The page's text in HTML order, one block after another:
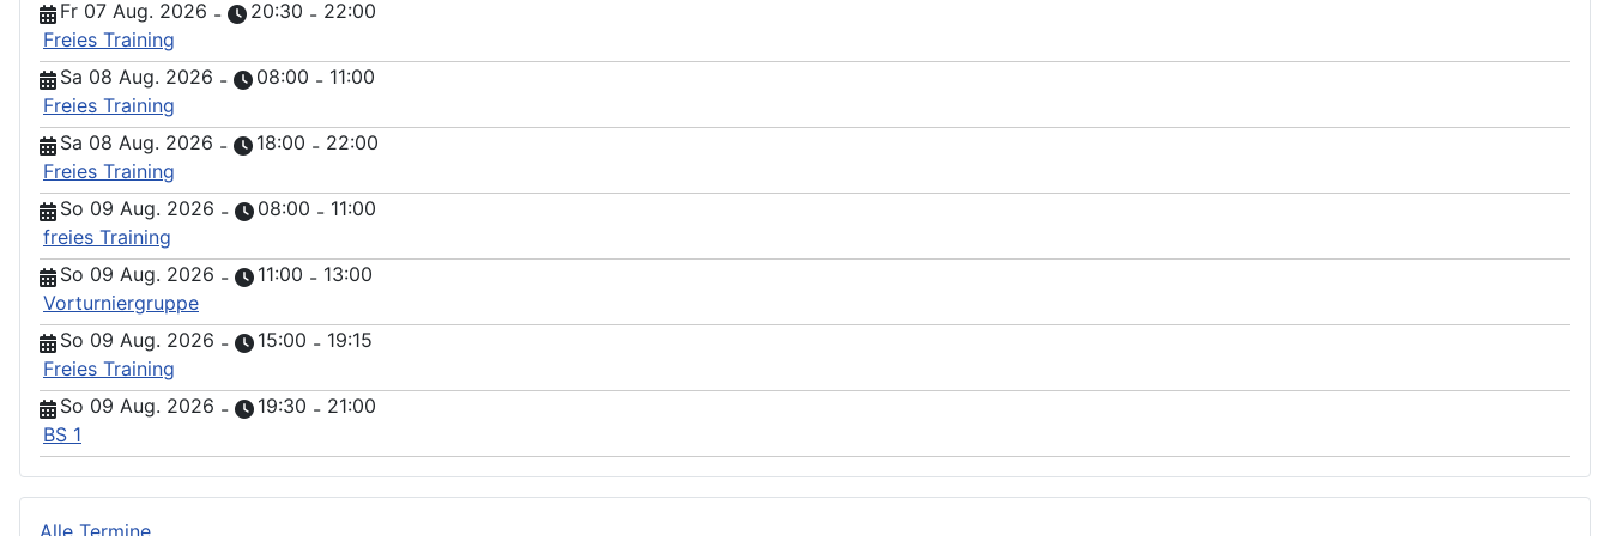
Fr 07 Aug. 2026 - 20:30 - 22:00
Freies Training
Sa 08 Aug. 2026 - 08:00 - 11:00
Freies Training
Sa 08 Aug. 2026 - 18:00 - 22:00
Freies Training
So 09 Aug. 2026 - 08:00 - 11:00
freies Training
So 09 Aug. 2026 - 11:00 - 13:00
Vorturniergruppe
So 09 Aug. 2026 - 15:00 - 19:15
Freies Training
So 09 Aug. 2026 - 19:30 - 21:00
BS 1
Alle Termine